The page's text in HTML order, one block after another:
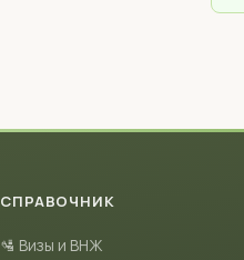
СПРАВОЧНИК
🛂 Визы и ВНЖ